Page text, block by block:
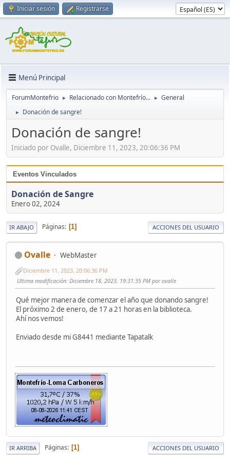
Iniciar sesión Registrarse
Menú Principal
ForumMontefrio ► Relacionado con Montefrío... ► General
► Donación de sangre!
Donación de sangre!
Iniciado por Ovalle, Diciembre 11, 2023, 20:06:36 PM
Eventos Vinculados
Donación de Sangre
Enero 02, 2024
IR ABAJO Páginas 1 ACCIONES DEL USUARIO
Ovalle WebMaster
Diciembre 11, 2023, 20:06:36 PM
Ultima modificación: Diciembre 18, 2023, 19:31:35 PM por ovalle
Qué mejor manera de comenzar el año que donando sangre!
El próximo 2 de enero, de 17 a 21 horas en la biblioteca.
Ahí nos vemos!
Enviado desde mi G8441 mediante Tapatalk
IR ARRIBA Páginas 1 ACCIONES DEL USUARIO